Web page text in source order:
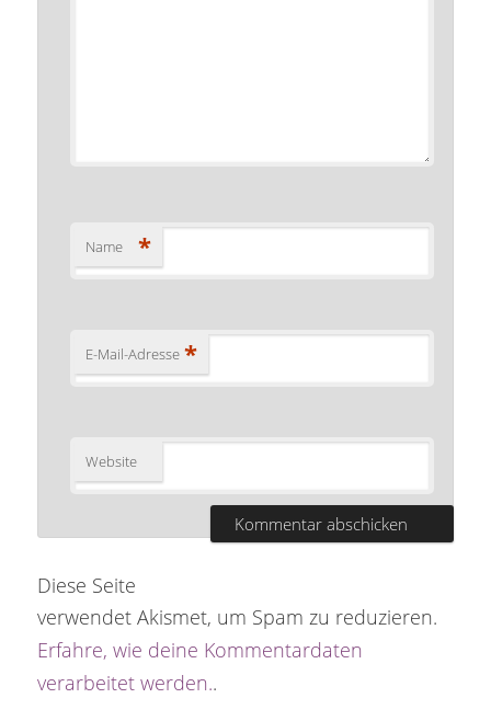
Name *
E-Mail-Adresse *
Website
Diese Seite
verwendet Akismet, um Spam zu reduzieren.
Erfahre, wie deine Kommentardaten
verarbeitet werden..